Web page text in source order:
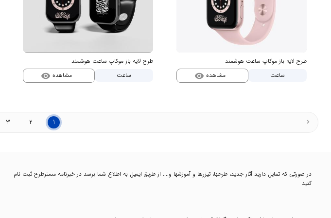
طرح لایه باز موکاپ ساعت هوشمند
ساعت
مشاهده visibility
طرح لایه باز موکاپ ساعت هوشمند
ساعت
مشاهده visibility
1
2
3
در صورتی که تمایل دارید آثار جدید، طرحها، تیزرها و آموزشها و.... از طریق ایمیل به اطلاع شما برسد در خبرنامه مسترطرح ثبت نام
کنید